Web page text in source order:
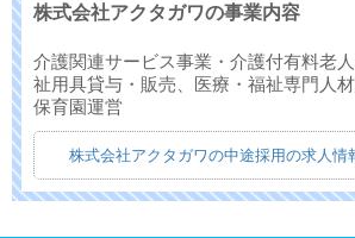
株式会社アクタガワの事業内容
介護関連サービス事業・介護付有料老
祉用具貸与・販売、医療・福祉専門人材
保育園運営
株式会社アクタガワの中途採用の求人情